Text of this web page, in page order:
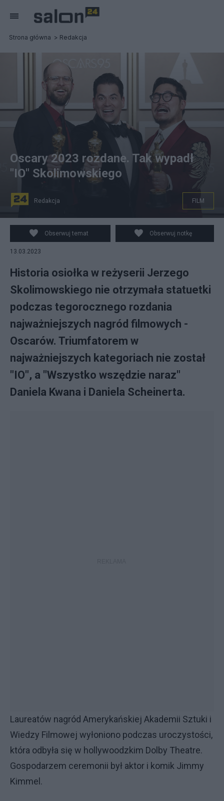
Strona główna Redakcja
Od lewej: Daniel Scheinert ze swoim Oscarem za
najlepszą reżyserię, Jonathan Wang ze swoim Oscarem
za najlepsze zdjęcia i Daniel Kwan ze swoim Oscarem
za najlepszą reżyserię, wszyscy za film "Wszystko
Oscary 2023 rozdane. Tak wypadł
"IO" Skolimowskiego
Redakcja FILM
Obserwuj temat Obserwuj notkę
13.03.2023
Historia osiołka w reżyserii Jerzego
Skolimowskiego nie otrzymała statuetki
podczas tegorocznego rozdania
najważniejszych nagród filmowych -
Oscarów. Triumfatorem w
najważniejszych kategoriach nie został
"IO", a "Wszystko wszędzie naraz"
Daniela Kwana i Daniela Scheinerta.
Laureatów nagród Amerykańskiej Akademii Sztuki i
Wiedzy Filmowej wyłoniono podczas uroczystości,
która odbyła się w hollywoodzkim Dolby Theatre.
Gospodarzem ceremonii był aktor i komik Jimmy
Kimmel.